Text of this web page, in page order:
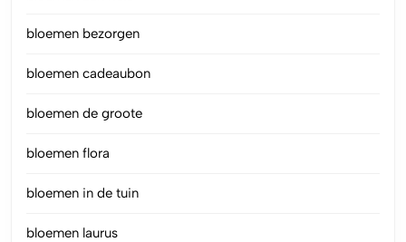
bloemen bezorgen
bloemen cadeaubon
bloemen de groote
bloemen flora
bloemen in de tuin
bloemen laurus